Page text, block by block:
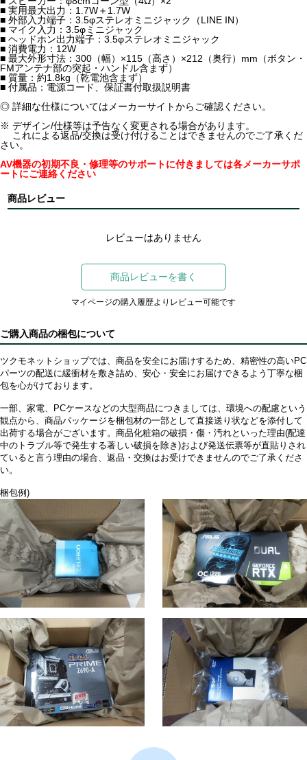
■ 実用最大出力：1.7W＋1.7W
■ 外部入力端子：3.5φステレオミニジャック（LINE IN）
■ マイク入力：3.5φミニジャック
■ ヘッドホン出力端子：3.5φステレオミニジャック
■ 消費電力：12W
■ 最大外形寸法：300（幅）×115（高さ）×212（奥行）mm（ボタン・
FMアンテナ部の突起・ハンドル含まず）
■ 質量：約1.8kg（乾電池含まず）
■ 付属品：電源コード、保証書付取扱説明書
◎ 詳細な仕様についてはメーカーサイトからご確認ください。
※ デザイン/仕様等は予告なく変更される場合があります。
これによる返品/交換は受け付けることはできませんのでご了承くだ
さい。
AV機器の初期不良・修理等のサポートに付きましては各メーカーサポ
ートにご連絡ください
商品レビュー
レビューはありません
商品レビューを書く
マイページの購入履歴よりレビュー可能です
ご購入商品の梱包について
ツクモネットショップでは、商品を安全にお届けするため、精密性の高いPC
パーツの配送に緩衝材を敷き詰め、安心・安全にお届けできるよう丁寧な梱
包を心がけております。
一部、家電、PCケースなどの大型商品につきましては、環境への配慮という
観点から、商品パッケージを梱包材の一部として直接送り状などを添付して
出荷する場合がございます。商品化粧箱の破損・傷・汚れといった理由(配達
中のトラブル等で発生する著しい破損を除き)および発送伝票等が直貼りされ
ていると言う理由の場合、返品・交換はお受けできませんのでご了承くださ
い。
梱包例)